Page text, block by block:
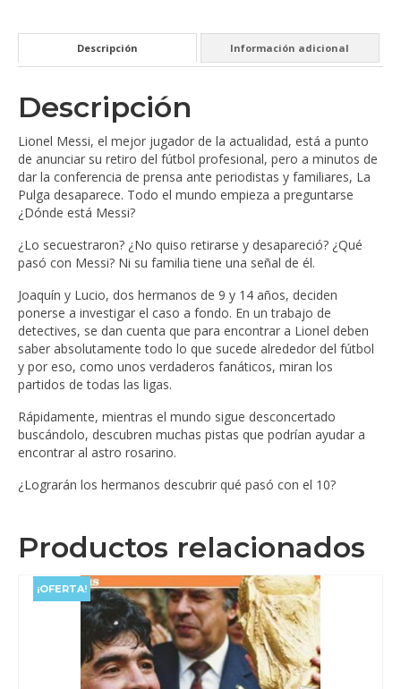
Descripción Información adicional
Descripción
Lionel Messi, el mejor jugador de la actualidad, está a punto
de anunciar su retiro del fútbol profesional, pero a minutos de
dar la conferencia de prensa ante periodistas y familiares, La
Pulga desaparece. Todo el mundo empieza a preguntarse
¿Dónde está Messi?
¿Lo secuestraron? ¿No quiso retirarse y desapareció? ¿Qué
pasó con Messi? Ni su familia tiene una señal de él.
Joaquín y Lucio, dos hermanos de 9 y 14 años, deciden
ponerse a investigar el caso a fondo. En un trabajo de
detectives, se dan cuenta que para encontrar a Lionel deben
saber absolutamente todo lo que sucede alrededor del fútbol
y por eso, como unos verdaderos fanáticos, miran los
partidos de todas las ligas.
Rápidamente, mientras el mundo sigue desconcertado
buscándolo, descubren muchas pistas que podrían ayudar a
encontrar al astro rosarino.
¿Lograrán los hermanos descubrir qué pasó con el 10?
Productos relacionados
¡OFERTA!